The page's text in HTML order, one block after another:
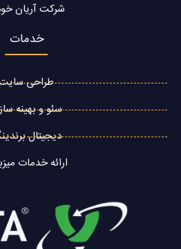
شرکت آریان
خدمات
طراحی
سئو و بهینه
دیجیتال
ارائه خدمات